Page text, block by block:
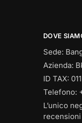
DOVE
Sede:
Azienda:
ID TAX:
Telefono:
L’unico